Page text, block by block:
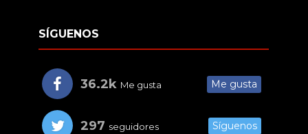
SÍGUENOS
36.2k Me gusta Me gusta
297 seguidores Síguenos